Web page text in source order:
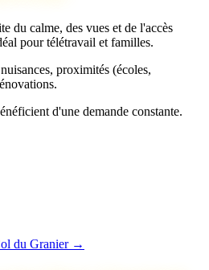
du calme, des vues et de l'accès
pour télétravail et familles.
proximités (écoles,
d'une demande constante.
du Granier →